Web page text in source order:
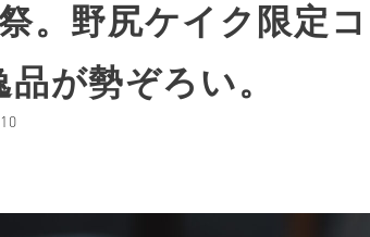
。野尻ケイク限定
が勢ぞろい。